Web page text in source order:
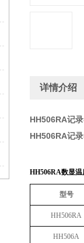
详情介绍
HH506RA记
HH506RA记
HH506RA数显
型号
HH506RA
HH506A